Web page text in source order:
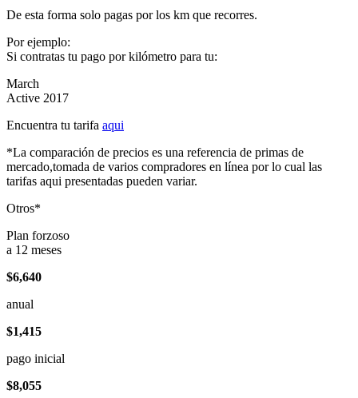
De esta forma solo pagas por los km que recorres.
Por ejemplo:
Si contratas tu pago por kilómetro para tu:
March
Active 2017
Encuentra tu tarifa aqui
*La comparación de precios es una referencia de primas de
mercado,tomada de varios compradores en línea por lo cual las
tarifas aqui presentadas pueden variar.
Otros*
Plan forzoso
a 12 meses
$6,640
anual
$1,415
pago inicial
$8,055